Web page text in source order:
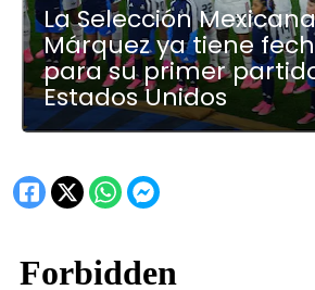
La Selección
Márquez ya tiene
para su primer
Estados Unidos